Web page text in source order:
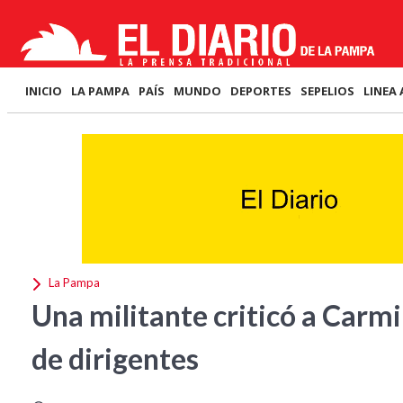
INICIO LA PAMPA PAÍS MUNDO DEPORTES SEPELIOS LINEA
La Pampa
Una militante criticó a
de dirigentes